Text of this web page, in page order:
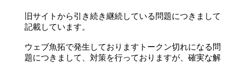
旧サイトから引き続き継続している問題につきまして
記載しています。
ウェブ魚拓で発生しておりますトークン切れになる問
題につきまして、対策を行っておりますが、確実な解